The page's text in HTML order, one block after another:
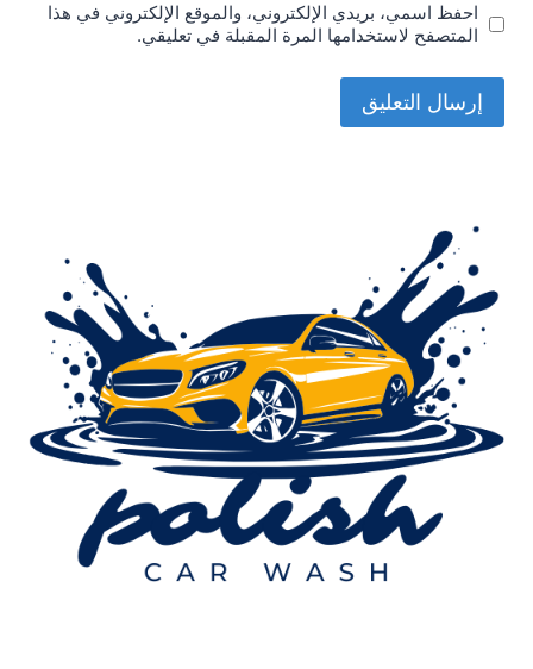
احفظ اسمي، بريدي الإلكتروني، والموقع الإلكتروني في هذا
المتصفح لاستخدامها المرة المقبلة في تعليقي.